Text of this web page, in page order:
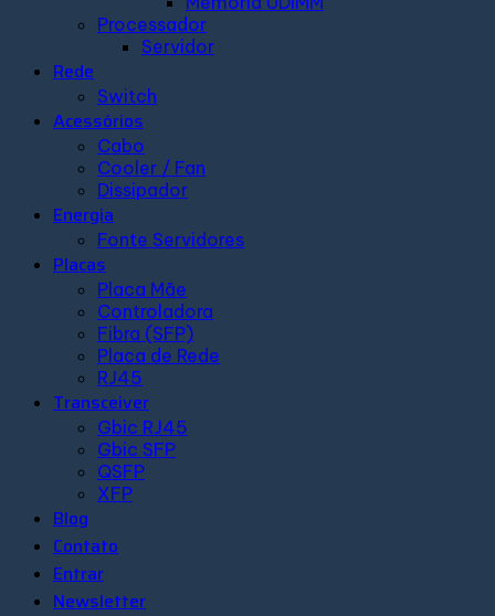
Processador
Servidor
Rede
Switch
Acessórios
Cabo
Cooler / Fan
Dissipador
Energia
Fonte Servidores
Placas
Placa Mãe
Controladora
Fibra (SFP)
Placa de Rede
RJ45
Transceiver
Gbic RJ45
Gbic SFP
QSFP
XFP
Blog
Contato
Entrar
Newsletter